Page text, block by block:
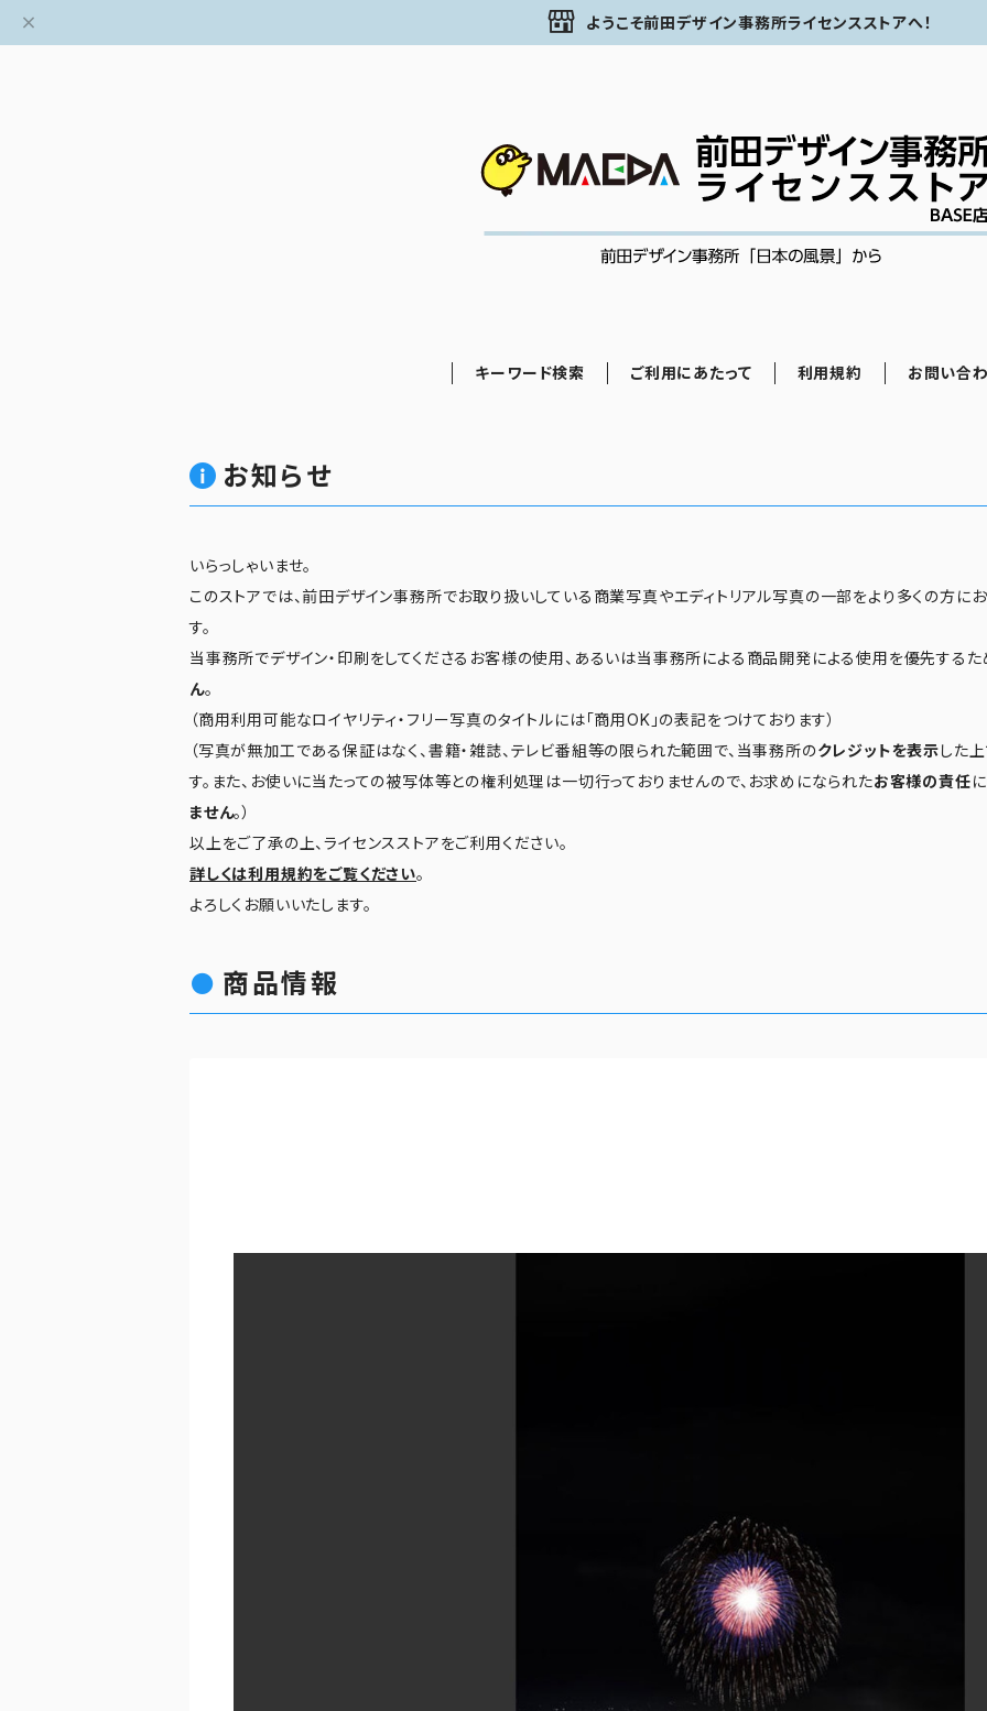
ようこそ前田デザイン事務所ライセンスストアへ！
キーワード検索 ご利用にあたって 利用規約 お問い合
お知らせ
いらっしゃいませ。
このストアでは、前田デザイン事務所でお取り扱いしている商業写真やエディトリアル写真の一部をより多くの方に
す。
当事務所でデザイン・印刷をしてくださるお客様の使用、あるいは当事務所による商品開発による使用を優先するた
ん。
（商用利用可能なロイヤリティ・フリー写真のタイトルには「商用OK」の表記をつけております）
（写真が無加工である保証はなく、書籍・雑誌、テレビ番組等の限られた範囲で、当事務所のクレジットを表示した上
す。また、お使いに当たっての被写体等との権利処理は一切行っておりませんので、お求めになられたお客様の責任
ません。）
以上をご了承の上、ライセンスストアをご利用ください。
詳しくは利用規約をご覧ください。
よろしくお願いいたします。
商品情報